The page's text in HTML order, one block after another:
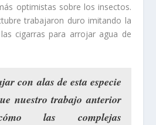
optimistas sobre los insectos.
trabajaron duro imitando la
cigarras para arrojar agua de
con alas de esta especie
nuestro trabajo anterior
cómolas complejas